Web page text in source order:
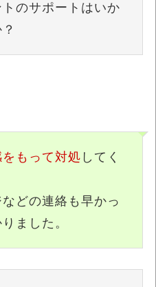
のサポートはいか
もって対処 してく
どの連絡も早かっ
ました。